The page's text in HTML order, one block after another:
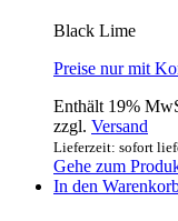
Black Lime
Preise nur mit
Enthält 19%
zzgl. Versand
Lieferzeit: sofort
Gehe zum
In den